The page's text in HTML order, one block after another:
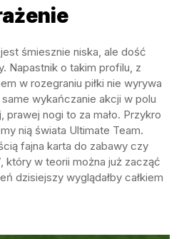
śmiesznie niska, ale dość
Napastnik o takim profilu, z
w rozegraniu piłki nie wyrywa
wykańczanie akcji w polu
nogi to za mało. Przykro
nią świata Ultimate Team.
fajna karta do zabawy czy
który w teorii można już zacząć
dzisiejszy wyglądałby całkiem